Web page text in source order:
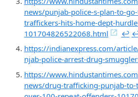
news/punjab-police-s-plan-to-
traffickers-hits-home-dept-
101704826522068.html
↩︎
https://indianexpress.com/
njab-police-arrest-drug-
https://
news/drug-trafficking-punjab-